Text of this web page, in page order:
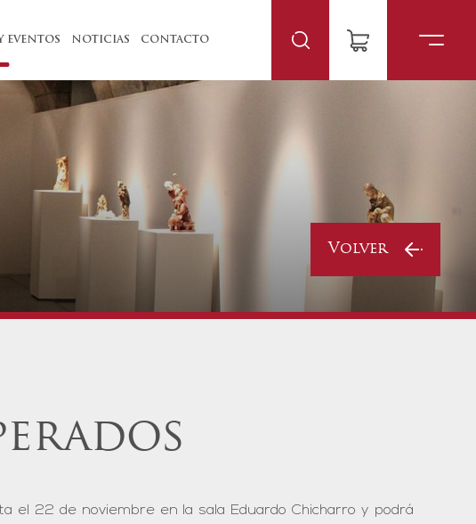
EVENTOS NOTICIAS CONTACTO
Volver
el 22 de noviembre en la sala Eduardo Chicharro y podrá